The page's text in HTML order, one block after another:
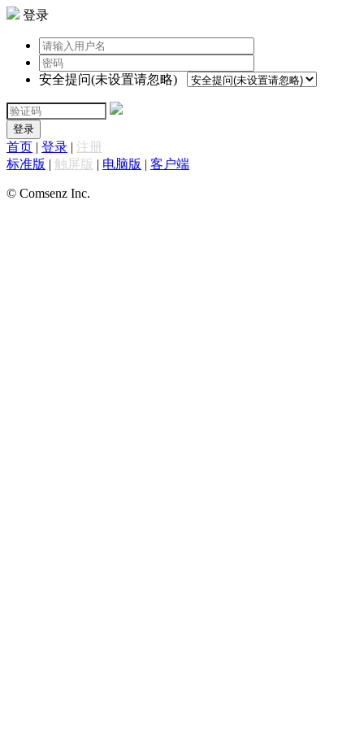
登录
安全提问(未设置请忽略)
登录
首页 | 登录 | 注册
标准版 | 触屏版 | 电脑版 | 客户端
© Comsenz Inc.